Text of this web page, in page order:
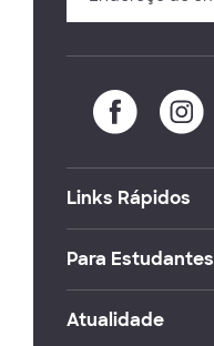
Links Rápidos
Para Estudantes
Atualidade